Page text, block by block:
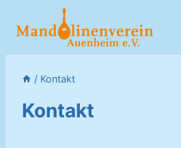
Inhalt
/ Kontakt
Kontakt